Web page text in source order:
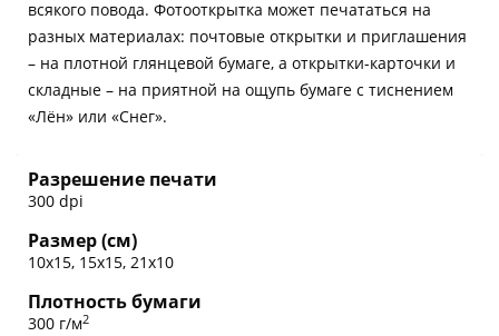
всякого повода. Фотооткрытка может печататься на
разных материалах: почтовые открытки и приглашения
– на плотной глянцевой бумаге, а открытки-карточки и
складные – на приятной на ощупь бумаге с тиснением
«Лён» или «Снег».
Разрешение печати
300 dpi
Размер (см)
10х15, 15х15, 21х10
Плотность бумаги
300 г/м2